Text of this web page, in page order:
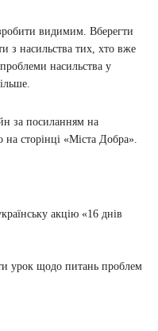
видимим. Вберегти
з насильства тих, хто вже
насильства у
за посиланням на
сторінці «Міста Добра».
акцію «16 днів
урок щодо питань проблем